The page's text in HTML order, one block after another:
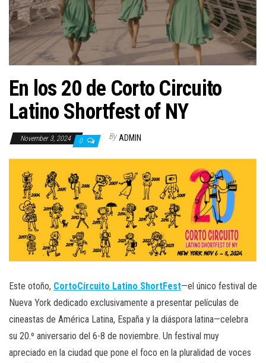
En los 20 de Corto Circuito
Latino Shortfest of NY
November 3, 2024 0 By ADMIN
Este otoño, CortoCircuito Latino ShortFest—el único festival de
Nueva York dedicado exclusivamente a presentar películas de
cineastas de América Latina, España y la diáspora latina—celebra
su 20.º aniversario del 6-8 de noviembre. Un festival muy
apreciado en la ciudad que pone el foco en la pluralidad de voces